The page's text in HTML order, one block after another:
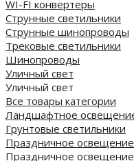
WI-FI конвертеры
Струнные светильники
Струнные шинопроводы
Трековые светильники
Шинопроводы
Уличный свет
Уличный свет
Все товары категории
Ландшафтное
Грунтовые светильники
Праздничное освещение
Праздничное освещение